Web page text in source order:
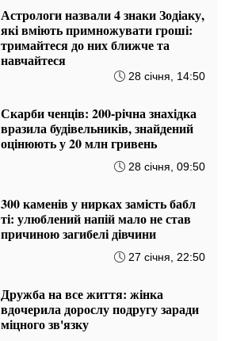
Астрологи назвали 4 знаки Зодіаку,
які вміють примножувати гроші:
тримайтеся до них ближче та
навчайтеся
28 січня, 14:50
Скарби ченців: 200-річна знахідка
вразила будівельників, знайдений
оцінюють у 20 млн гривень
28 січня, 09:50
300 каменів у нирках замість бабл
ті: улюблений напій мало не став
причиною загибелі дівчини
27 січня, 22:50
Дружба на все життя: жінка
вдочерила дорослу подругу заради
міцного зв'язку